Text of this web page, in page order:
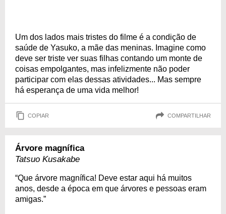
Um dos lados mais tristes do filme é a condição de
saúde de Yasuko, a mãe das meninas. Imagine como
deve ser triste ver suas filhas contando um monte de
coisas empolgantes, mas infelizmente não poder
participar com elas dessas atividades... Mas sempre
há esperança de uma vida melhor!
COPIAR COMPARTILHAR
Árvore magnífica
Tatsuo Kusakabe
“Que árvore magnífica! Deve estar aqui há muitos
anos, desde a época em que árvores e pessoas eram
amigas.”